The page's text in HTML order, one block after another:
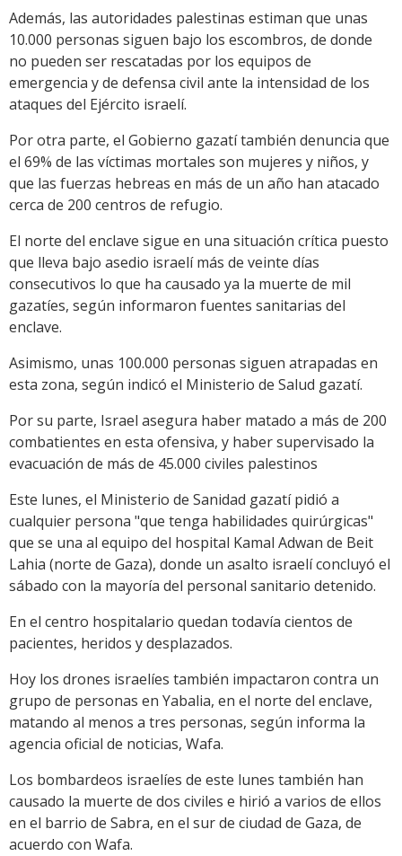
Además, las autoridades palestinas estiman que unas
10.000 personas siguen bajo los escombros, de donde
no pueden ser rescatadas por los equipos de
emergencia y de defensa civil ante la intensidad de los
ataques del Ejército israelí.
Por otra parte, el Gobierno gazatí también denuncia que
el 69% de las víctimas mortales son mujeres y niños, y
que las fuerzas hebreas en más de un año han atacado
cerca de 200 centros de refugio.
El norte del enclave sigue en una situación crítica puesto
que lleva bajo asedio israelí más de veinte días
consecutivos lo que ha causado ya la muerte de mil
gazatíes, según informaron fuentes sanitarias del
enclave.
Asimismo, unas 100.000 personas siguen atrapadas en
esta zona, según indicó el Ministerio de Salud gazatí.
Por su parte, Israel asegura haber matado a más de 200
combatientes en esta ofensiva, y haber supervisado la
evacuación de más de 45.000 civiles palestinos
Este lunes, el Ministerio de Sanidad gazatí pidió a
cualquier persona "que tenga habilidades quirúrgicas"
que se una al equipo del hospital Kamal Adwan de Beit
Lahia (norte de Gaza), donde un asalto israelí concluyó el
sábado con la mayoría del personal sanitario detenido.
En el centro hospitalario quedan todavía cientos de
pacientes, heridos y desplazados.
Hoy los drones israelíes también impactaron contra un
grupo de personas en Yabalia, en el norte del enclave,
matando al menos a tres personas, según informa la
agencia oficial de noticias, Wafa.
Los bombardeos israelíes de este lunes también han
causado la muerte de dos civiles e hirió a varios de ellos
en el barrio de Sabra, en el sur de ciudad de Gaza, de
acuerdo con Wafa.